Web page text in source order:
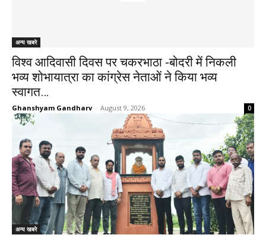
अन्य खबरे
विश्व आदिवासी दिवस पर चकरभाठा -बोदरी में निकली
भव्य शोभायात्रा का कांग्रेस नेताओं ने किया भव्य
स्वागत…
Ghanshyam Gandharv - August 9, 2026 0
अन्य खबरे